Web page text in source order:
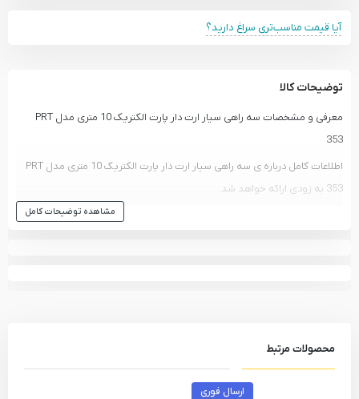
آیا قیمت مناسب‌تری سراغ دارید؟
توضیحات کالا
معرفی و مشخصات سه راهی سیار ارت دار پارت الکتریک 10 متری مدل PRT
353
اطلاعات کامل درباره ی سه راهی سیار ارت دار پارت الکتریک 10 متری مدل PRT
353 به زودی ارائه خواهد شد.
مشاهده توضیحات کامل
محصولات مرتبط
ارسال فوری